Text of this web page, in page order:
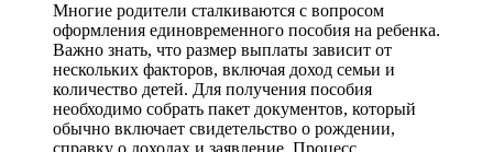
Многие родители сталкиваются с вопросом
оформления единовременного пособия на ребенка.
Важно знать, что размер выплаты зависит от
нескольких факторов, включая доход семьи и
количество детей. Для получения пособия
необходимо собрать пакет документов, который
обычно включает свидетельство о рождении,